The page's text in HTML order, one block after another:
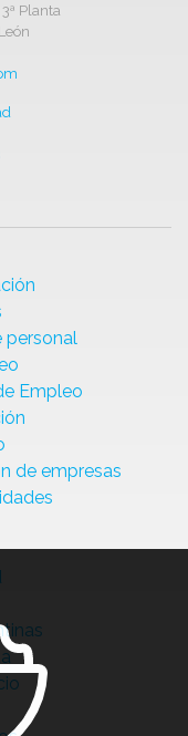
Planta
personal
Empleo
de empresas